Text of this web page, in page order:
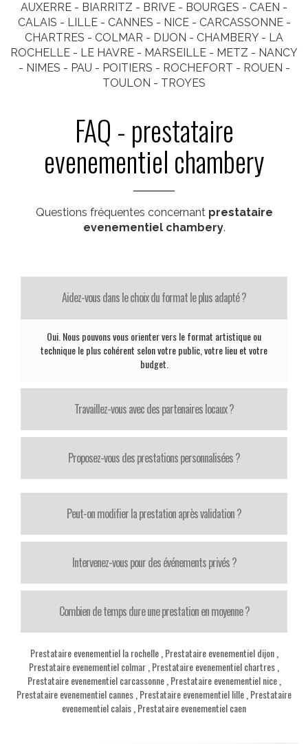
AUXERRE - BIARRITZ - BRIVE - BOURGES - CAEN -
CALAIS - LILLE - CANNES - NICE - CARCASSONNE -
CHARTRES - COLMAR - DIJON - CHAMBERY - LA
ROCHELLE - LE HAVRE - MARSEILLE - METZ - NANCY
- NIMES - PAU - POITIERS - ROCHEFORT - ROUEN -
TOULON - TROYES
FAQ - prestataire
evenementiel chambery
Questions fréquentes concernant prestataire
evenementiel chambery.
Aidez-vous dans le choix du format le plus adapté ?
Oui. Nous pouvons vous orienter vers le format artistique ou
technique le plus cohérent selon votre public, votre lieu et votre
budget.
Travaillez-vous avec des partenaires locaux ?
Proposez-vous des prestations personnalisées ?
Peut-on modifier la prestation après validation ?
Intervenez-vous pour des événements privés ?
Combien de temps dure une prestation en moyenne ?
Prestataire evenementiel la rochelle, Prestataire evenementiel dijon,
Prestataire evenementiel colmar Prestataire evenementiel chartres
Prestataire evenementiel carcassonne, Prestataire evenementiel nice,
Prestataire evenementiel cannes Prestataire evenementiel lille Prestataire
evenementiel calais Prestataire evenementiel caen